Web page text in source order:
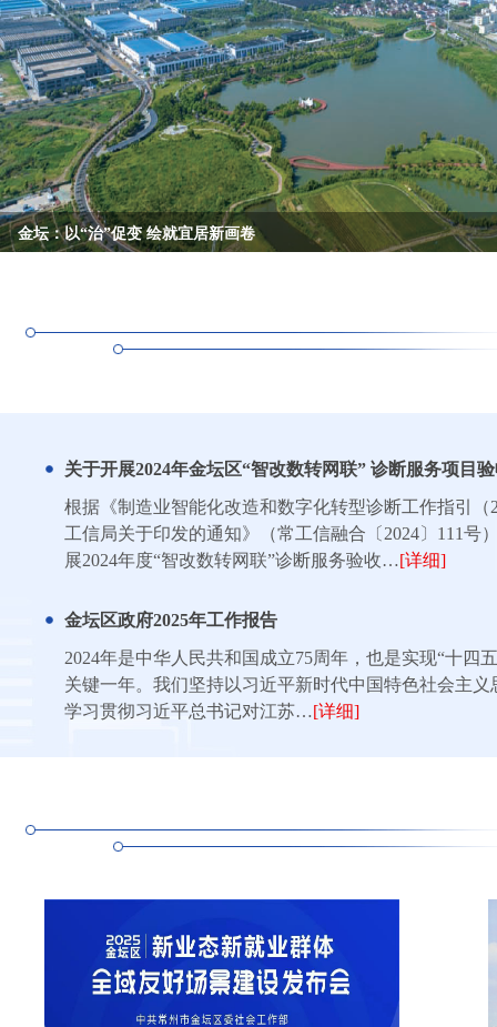
金坛：以“治”促变 绘就宜居新画卷
关于开展2024年金坛区“智改数转网联” 诊断服务项目
根据《制造业智能化改造和数字化转型诊断工作指引（
工信局关于印发的通知》（常工信融合〔2024〕111号
展2024年度“智改数转网联”诊断服务验收…[详细]
金坛区政府2025年工作报告
2024年是中华人民共和国成立75周年，也是实现“十四
关键一年。我们坚持以习近平新时代中国特色社会主义
学习贯彻习近平总书记对江苏…[详细]